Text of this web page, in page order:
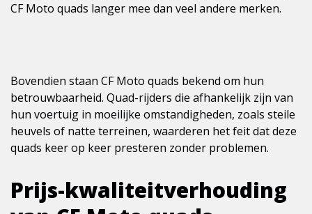
CF Moto quads langer mee dan veel andere merken.
Bovendien staan CF Moto quads bekend om hun
betrouwbaarheid. Quad-rijders die afhankelijk zijn van
hun voertuig in moeilijke omstandigheden, zoals steile
heuvels of natte terreinen, waarderen het feit dat deze
quads keer op keer presteren zonder problemen.
Prijs-kwaliteitverhouding